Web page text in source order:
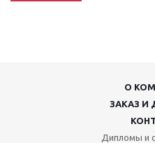
О
ЗАКАЗ И
Дипломы и